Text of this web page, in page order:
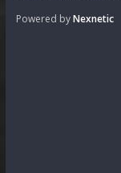
Powered byNexnetic